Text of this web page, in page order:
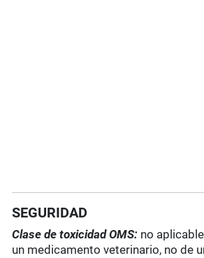
SEGURIDAD
Clase de toxicidad OMS: no
un medicamento veterinario, no de